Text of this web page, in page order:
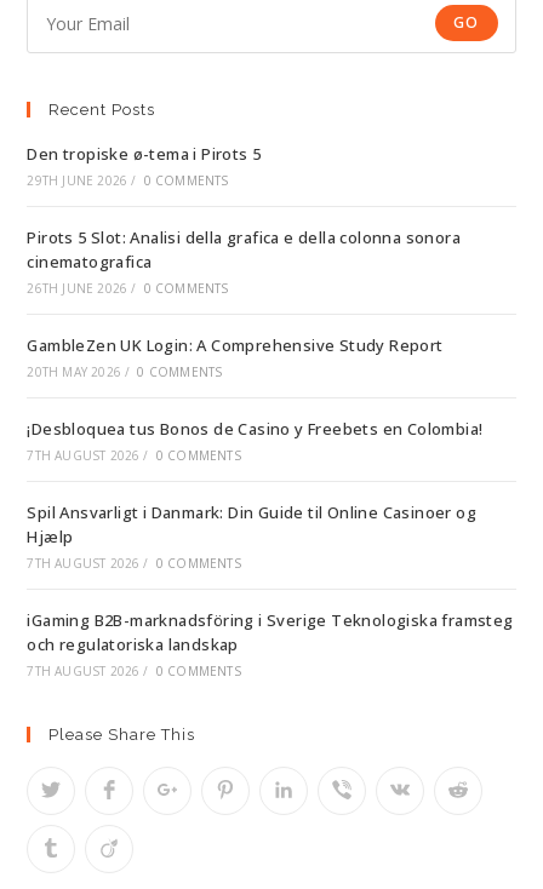
GO
Recent Posts
Den tropiske ø-tema i Pirots 5
29TH JUNE 2026 / 0 COMMENTS
Pirots 5 Slot: Analisi della grafica e della colonna sonora
cinematografica
26TH JUNE 2026 / 0 COMMENTS
GambleZen UK Login: A Comprehensive Study Report
20TH MAY 2026 / 0 COMMENTS
¡Desbloquea tus Bonos de Casino y Freebets en Colombia!
7TH AUGUST 2026 / 0 COMMENTS
Spil Ansvarligt i Danmark: Din Guide til Online Casinoer og
Hjælp
7TH AUGUST 2026 / 0 COMMENTS
iGaming B2B-marknadsföring i Sverige Teknologiska framsteg
och regulatoriska landskap
7TH AUGUST 2026 / 0 COMMENTS
Please Share This